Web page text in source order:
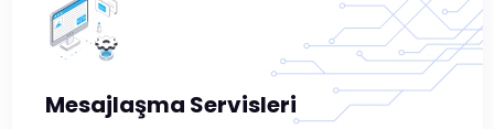
Mesajlaşma Servisleri